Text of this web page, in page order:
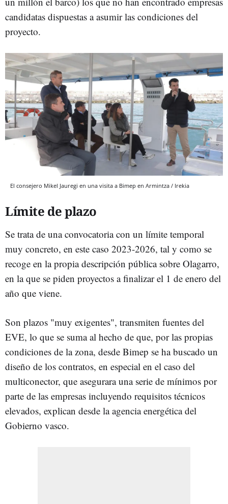
candidatas dispuestas a asumir las condiciones del
proyecto.
El consejero Mikel Jauregi en una visita a Bimep en Armintza / Irekia
Límite de plazo
Se trata de una convocatoria con un límite temporal
muy concreto, en este caso 2023-2026, tal y como se
recoge en la propia descripción pública sobre Olagarro,
en la que se piden proyectos a finalizar el 1 de enero del
año que viene.
Son plazos "muy exigentes", transmiten fuentes del
EVE, lo que se suma al hecho de que, por las propias
condiciones de la zona, desde Bimep se ha buscado un
diseño de los contratos, en especial en el caso del
multiconector, que asegurara una serie de mínimos por
parte de las empresas incluyendo requisitos técnicos
elevados, explican desde la agencia energética del
Gobierno vasco.